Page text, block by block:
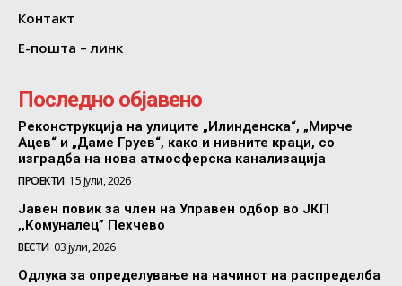
Контакт
Е-пошта – линк
Последно објавено
Реконструкција на улиците „Илинденска“, „Мирче
Ацев“ и „Даме Груев“, како и нивните краци, со
изградба на нова атмосферска канализација
ПРОЕКТИ 15 јули, 2026
Јавен повик за член на Управен одбор во ЈКП
,,Комуналец” Пехчево
ВЕСТИ 03 јули, 2026
Одлука за определување на начинот на распределба